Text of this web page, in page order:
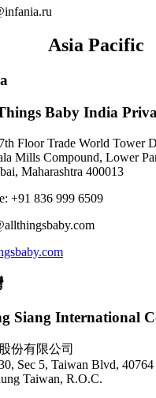
Asia Pacific
Baby India
Floor Trade World Tower
Mills Compound, Lower
Maharashtra 400013
+91 836 999 6509
Siang International
份有限公司
Sec 5, Taiwan Blvd, 40764
Taiwan, R.O.C.